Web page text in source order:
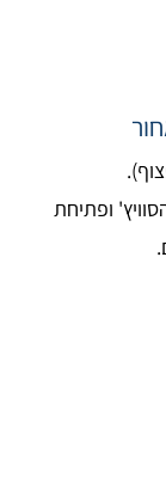
ופתיחת